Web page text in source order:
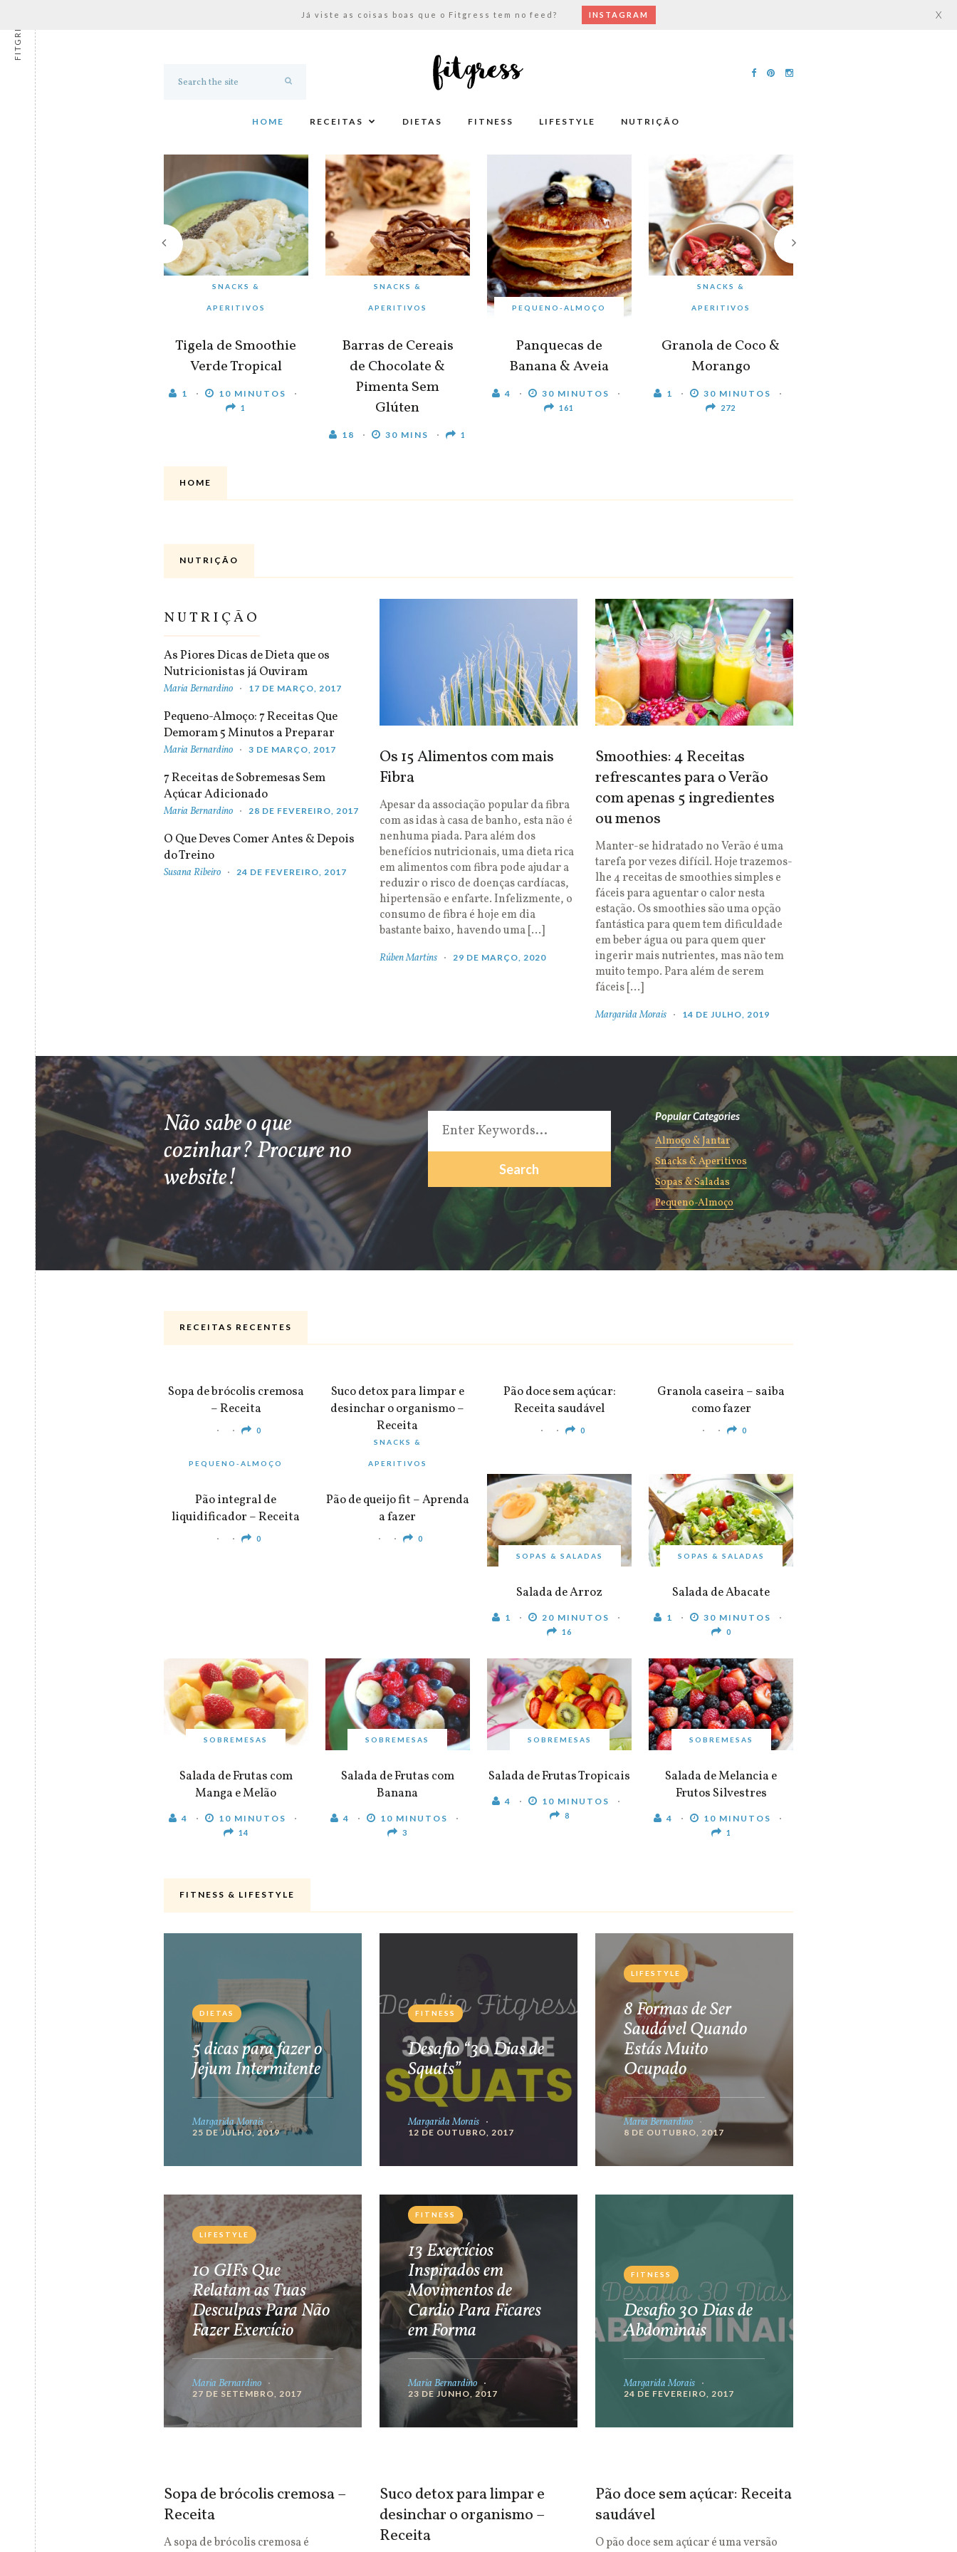
HOME RECEITAS DIETAS FITNESS LIFESTYLE NUTRIÇÃO
SNACKS &
APERITIVOS
Tigela de Smoothie
Verde Tropical
1 10 MINUTOS
1
SNACKS &
APERITIVOS
Barras de Cereais
de Chocolate &
Pimenta Sem
Glúten
18 30 MINS 1
PEQUENO-ALMOÇO
Panquecas de
Banana & Aveia
4 30 MINUTOS
161
SNACKS &
APERITIVOS
Granola de Coco &
Morango
1 30 MINUTOS
272
HOME
NUTRIÇÃO
NUTRIÇÃO
As Piores Dicas de Dieta que os
Nutricionistas já Ouviram
Maria Bernardino 17 DE MARÇO, 2017
Pequeno-Almoço: 7 Receitas Que
Demoram 5 Minutos a Preparar
Maria Bernardino 3 DE MARÇO, 2017
7 Receitas de Sobremesas Sem
Açúcar Adicionado
Maria Bernardino 28 DE FEVEREIRO, 2017
O Que Deves Comer Antes & Depois
do Treino
Susana Ribeiro 24 DE FEVEREIRO, 2017
Os 15 Alimentos com mais
Fibra
Apesar da associação popular da fibra
com as idas à casa de banho, esta não é
nenhuma piada. Para além dos
benefícios nutricionais, uma dieta rica
em alimentos com fibra pode ajudar a
reduzir o risco de doenças cardíacas,
hipertensão e enfarte. Infelizmente, o
consumo de fibra é hoje em dia
bastante baixo, havendo uma […]
Rúben Martins 29 DE MARÇO, 2020
Smoothies: 4 Receitas
refrescantes para o Verão
com apenas 5 ingredientes
ou menos
Manter-se hidratado no Verão é uma
tarefa por vezes difícil. Hoje trazemos-
lhe 4 receitas de smoothies simples e
fáceis para aguentar o calor nesta
estação. Os smoothies são uma opção
fantástica para quem tem dificuldade
em beber água ou para quem quer
ingerir mais nutrientes, mas não tem
muito tempo. Para além de serem
fáceis […]
Margarida Morais 14 DE JULHO, 2019
Não sabe o que
cozinhar? Procure no
website!
Popular Categories
Almoço & Jantar
Snacks & Aperitivos
Sopas & Saladas
Pequeno-Almoço
RECEITAS RECENTES
Sopa de brócolis cremosa
– Receita
0
Suco detox para limpar e
desinchar o organismo –
Receita
0
Pão doce sem açúcar:
Receita saudável
0
Granola caseira – saiba
como fazer
0
PEQUENO-ALMOÇO
Pão integral de
liquidificador – Receita
0
SNACKS &
APERITIVOS
Pão de queijo fit – Aprenda
a fazer
0
SOPAS & SALADAS
Salada de Arroz
1 20 MINUTOS
16
SOPAS & SALADAS
Salada de Abacate
1 30 MINUTOS
0
SOBREMESAS
Salada de Frutas com
Manga e Melão
4 10 MINUTOS
14
SOBREMESAS
Salada de Frutas com
Banana
4 10 MINUTOS
3
SOBREMESAS
Salada de Frutas Tropicais
4 10 MINUTOS
8
SOBREMESAS
Salada de Melancia e
Frutos Silvestres
4 10 MINUTOS
1
FITNESS & LIFESTYLE
DIETAS
5 dicas para fazer o
Jejum Intermitente
Margarida Morais
25 DE JULHO, 2019
FITNESS
Desafio “30 Dias de
Squats”
Margarida Morais
12 DE OUTUBRO, 2017
LIFESTYLE
8 Formas de Ser
Saudável Quando
Estás Muito
Ocupado
Maria Bernardino
8 DE OUTUBRO, 2017
LIFESTYLE
10 GIFs Que
Relatam as Tuas
Desculpas Para Não
Fazer Exercício
Maria Bernardino
27 DE SETEMBRO, 2017
FITNESS
13 Exercícios
Inspirados em
Movimentos de
Cardio Para Ficares
em Forma
Maria Bernardino
23 DE JUNHO, 2017
FITNESS
Desafio 30 Dias de
Abdominais
Margarida Morais
24 DE FEVEREIRO, 2017
Sopa de brócolis cremosa –
Receita
A sopa de brócolis cremosa é
Suco detox para limpar e
desinchar o organismo –
Receita
Pão doce sem açúcar: Receita
saudável
O pão doce sem açúcar é uma versão
FITGRESS Já viste as coisas boas que o Fitgress tem no feed? INSTAGRAM X